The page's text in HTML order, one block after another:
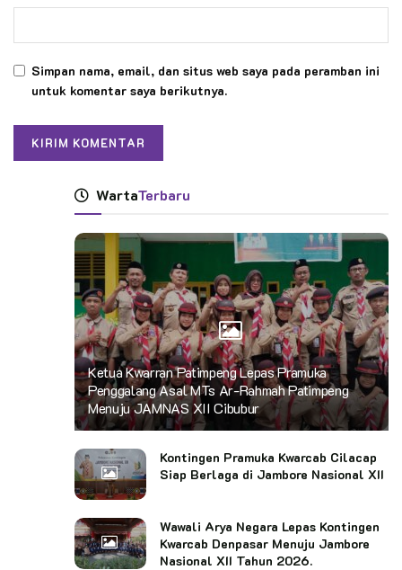
Simpan nama, email, dan situs web saya pada peramban ini
untuk komentar saya berikutnya.
WartaTerbaru
Ketua Kwarran Patimpeng Lepas Pramuka
Penggalang Asal MTs Ar-Rahmah Patimpeng
Menuju JAMNAS XII Cibubur
Kontingen Pramuka Kwarcab Cilacap
Siap Berlaga di Jambore Nasional XII
Wawali Arya Negara Lepas Kontingen
Kwarcab Denpasar Menuju Jambore
Nasional XII Tahun 2026.